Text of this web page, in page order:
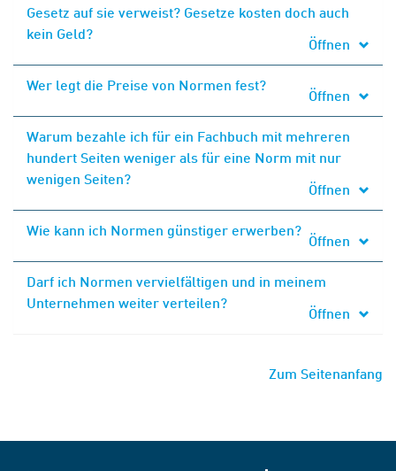
Gesetz auf sie verweist? Gesetze kosten doch auch
kein Geld?
Öffnen
Wer legt die Preise von Normen fest?
Öffnen
Warum bezahle ich für ein Fachbuch mit mehreren
hundert Seiten weniger als für eine Norm mit nur
wenigen Seiten?
Öffnen
Wie kann ich Normen günstiger erwerben?
Öffnen
Darf ich Normen vervielfältigen und in meinem
Unternehmen weiter verteilen?
Öffnen
Zum Seitenanfang